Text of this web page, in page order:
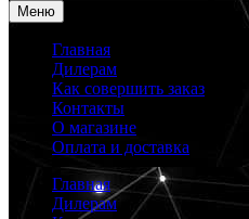
Меню
Главная
Дилерам
Как совершить заказ
Контакты
О магазине
Оплата и доставка
Главная
Дилерам